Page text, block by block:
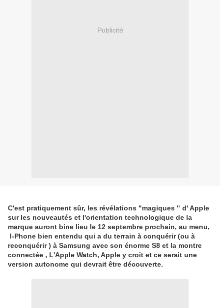
Publicité
C'est pratiquement sûr, les révélations "magiques " d' Apple
sur les nouveautés et l'orientation technologique de la
marque auront bine lieu le 12 septembre prochain, au menu,
I-Phone bien entendu qui a du terrain à conquérir (ou à
reconquérir ) à Samsung avec son énorme S8 et la montre
connectée , L'Apple Watch, Apple y croit et ce serait une
version autonome qui devrait être découverte.